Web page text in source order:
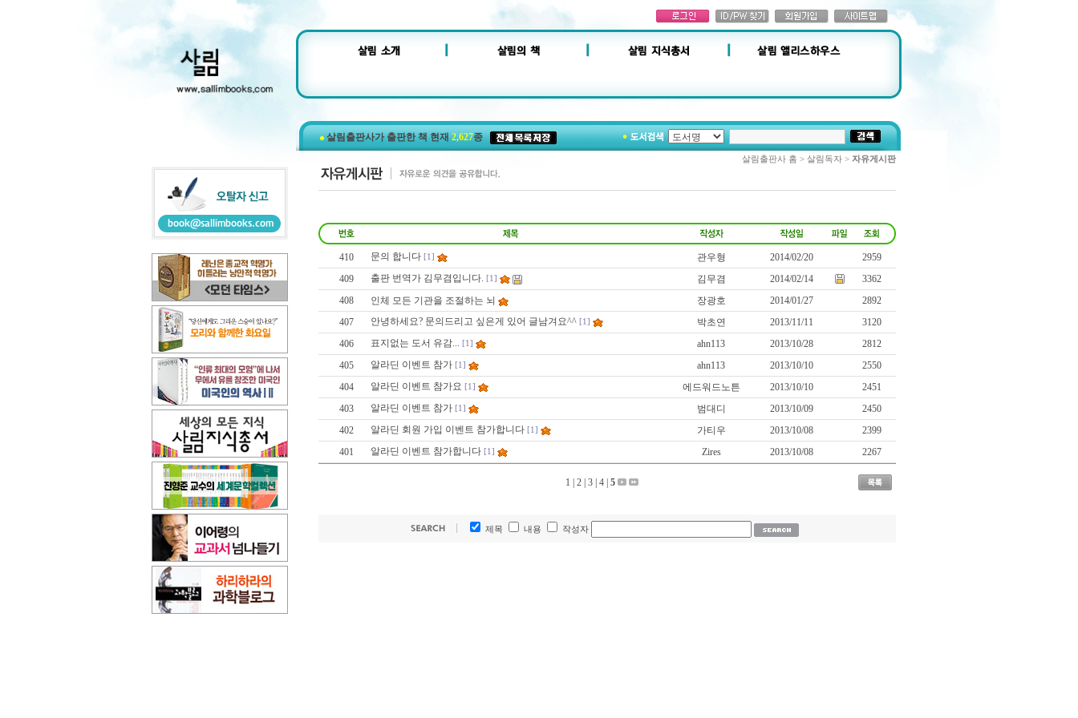
살림출판사가 출판한 책 현재2,627종
살림출판사 홈 > 살림독자 > 자유게시판
410 문의 합니다 [1] 관우형 2014/02/20
2959
409
출판 번역가 김무겸입니다. [1] 김무겸 2014/02/14
3362
408
인체 모든 기관을 조절하는 뇌 장광호 2014/01/27
2892
407
안녕하세요? 문의드리고 싶은게 있어 글남겨요^^ [1] 박초연 2013/11/11
3120
406
표지없는 도서 유감... [1] ahn113 2013/10/28
2812
405
알라딘 이벤트 참가 [1] ahn113 2013/10/10
2550
404
알라딘 이벤트 참가요 [1] 에드워드노튼 2013/10/10
2451
403
알라딘 이벤트 참가 [1] 범대디 2013/10/09
2450
402
알라딘 회원 가입 이벤트 참가합니다 [1] 가티우 2013/10/08
2399
401
알라딘 이벤트 참가합니다 [1] Zires 2013/10/08 2267
1 2 3 4 5
제목 내용 작성자